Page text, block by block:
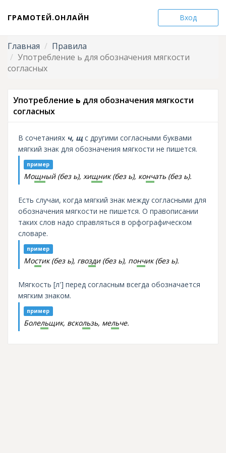
Вход
ГРАМОТЕЙ.ОНЛАЙН
Главная
Правила
Употребление ь для обозначения мягкости
согласных
Употребление ь для обозначения мягкости
согласных
В сочетаниях ч, щс другими согласными буквами
мягкий знак для обозначения мягкости не пишется.
пример
Мощный (без ь), хищник (без ь), кончать (без ь).
Есть случаи, когда мягкий знак между согласными для
обозначения мягкости не пишется. О правописании
таких слов надо справляться в орфографическом
словаре.
пример
Мостик (без ь), гвозди (без ь), пончик (без ь).
Мягкость [л'] перед согласным всегда обозначается
мягким знаком.
пример
Болельщик, вскользь, мельче.